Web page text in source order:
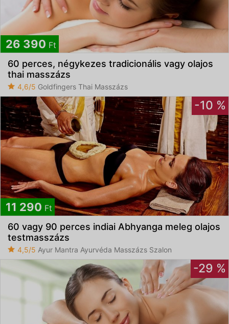
26 390 Ft
60 perces, négykezes tradicionális vagy olajos
thai masszázs
4,6/5 Goldfingers Thai Masszázs
-10 %
11 290 Ft
60 vagy 90 perces indiai Abhyanga meleg olajos
testmasszázs
4,5/5 Ayur Mantra Ayurvéda Masszázs Szalon
-29 %